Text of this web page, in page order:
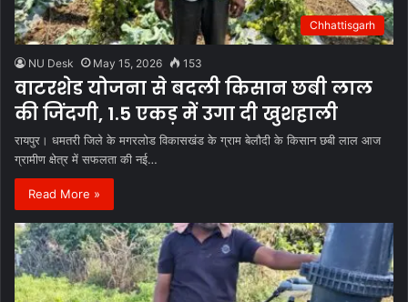
Chhattisgarh
NU Desk May 15, 2026 153
वाटरशेड योजना से बदली किसान छबी लाल
की जिंदगी, 1.5 एकड़ में उगा दी खुशहाली
रायपुर। धमतरी जिले के मगरलोड विकासखंड के ग्राम बेलौदी के किसान छबी लाल आज
ग्रामीण क्षेत्र में सफलता की नई…
Read More »